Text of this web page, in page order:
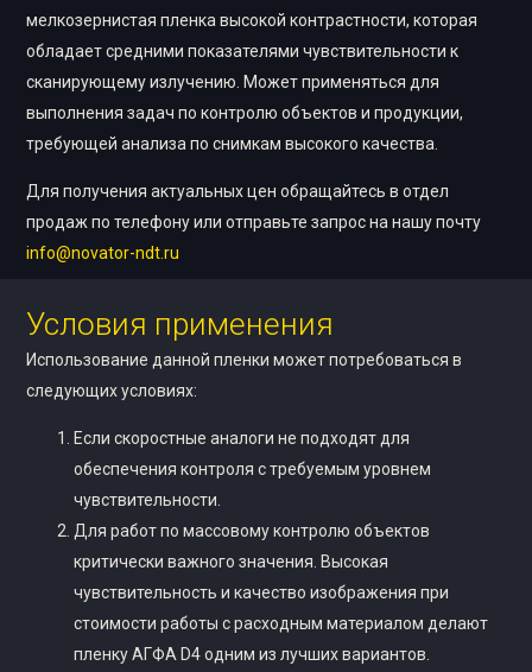
мелкозернистая пленка высокой контрастности, которая
обладает средними показателями чувствительности к
сканирующему излучению. Может применяться для
выполнения задач по контролю объектов и продукции,
требующей анализа по снимкам высокого качества.
Для получения актуальных цен обращайтесь в отдел
продаж по телефону или отправьте запрос на нашу почту
info@novator-ndt.ru
Условия применения
Использование данной пленки может потребоваться в
следующих условиях:
Если скоростные аналоги не подходят для
обеспечения контроля с требуемым уровнем
чувствительности.
Для работ по массовому контролю объектов
критически важного значения. Высокая
чувствительность и качество изображения при
стоимости работы с расходным материалом делают
пленку АГФА D4 одним из лучших вариантов.